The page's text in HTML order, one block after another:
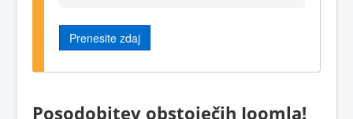
Prenesite zdaj
Posodobitev obstoječih Joomla!